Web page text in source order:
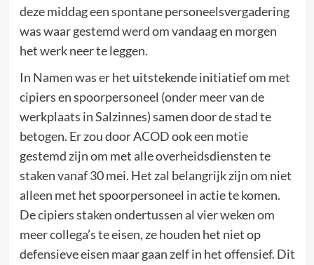
deze middag een spontane personeelsvergadering
was waar gestemd werd om vandaag en morgen
het werk neer te leggen.
In Namen was er het uitstekende initiatief om met
cipiers en spoorpersoneel (onder meer van de
werkplaats in Salzinnes) samen door de stad te
betogen. Er zou door ACOD ook een motie
gestemd zijn om met alle overheidsdiensten te
staken vanaf 30 mei. Het zal belangrijk zijn om niet
alleen met het spoorpersoneel in actie te komen.
De cipiers staken ondertussen al vier weken om
meer collega’s te eisen, ze houden het niet op
defensieve eisen maar gaan zelf in het offensief. Dit